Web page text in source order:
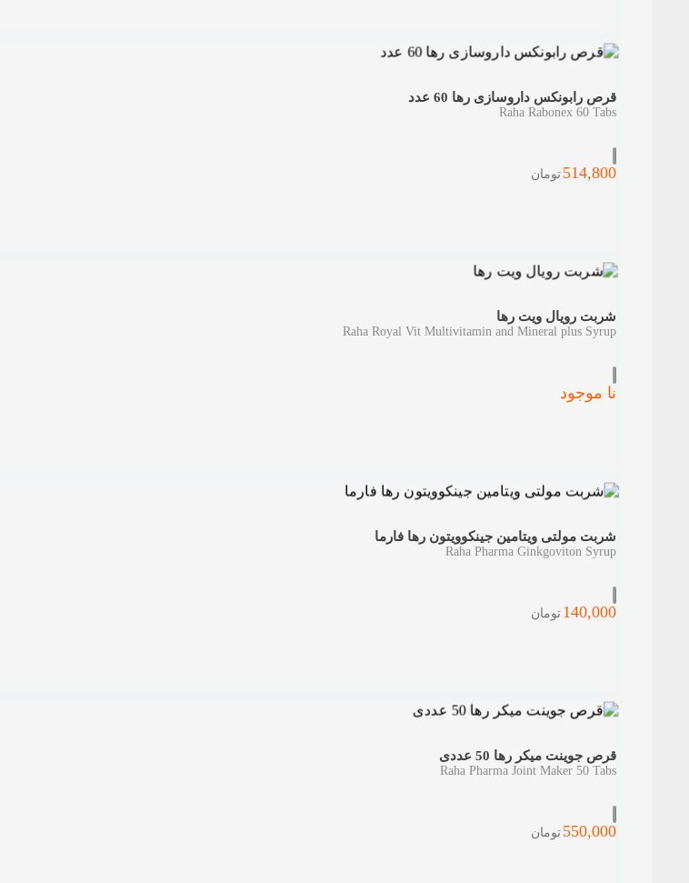
قرص رابونکس داروسازی رها 60 عدد
Raha Rabonex 60 Tabs
514,800 تومان
شربت رویال ویت رها
Raha Royal Vit Multivitamin and Mineral plus Syrup
نا موجود
شربت مولتی ویتامین جینکوویتون رها فارما
Raha Pharma Ginkgoviton Syrup
140,000 تومان
قرص جوینت میکر رها 50 عددی
Raha Pharma Joint Maker 50 Tabs
550,000 تومان